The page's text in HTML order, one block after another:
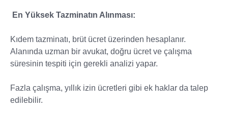
En Yüksek Tazminatın Alınması:
Kıdem tazminatı, brüt ücret üzerinden hesaplanır.
Alanında uzman bir avukat, doğru ücret ve çalışma
süresinin tespiti için gerekli analizi yapar.
Fazla çalışma, yıllık izin ücretleri gibi ek haklar da talep
edilebilir.